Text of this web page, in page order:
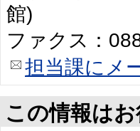
館)
ファクス：
担当課にメ
この情報は